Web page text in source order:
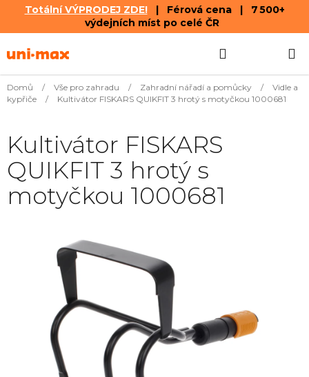
Totální VÝPRODEJ ZDE!| Férová cena | 7 500+
výdejních míst po celé ČR
na
KOŠÍK
Domů / Vše pro zahradu / Zahradní nářadí a pomůcky /
Vidle a
kypřiče
/ Kultivátor FISKARS QUIKFIT 3 hrotý s motyčkou 1000681
Kultivátor FISKARS
QUIKFIT 3 hrotý s
motyčkou 1000681